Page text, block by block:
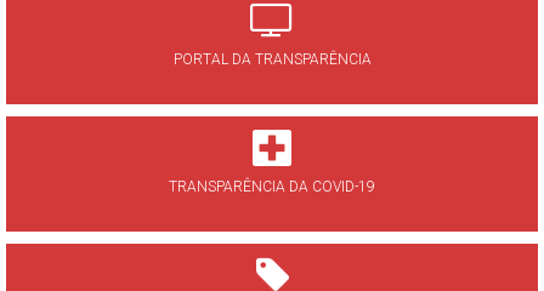
PORTAL DA TRANSPARÊNCIA
TRANSPARÊNCIA DA COVID-19